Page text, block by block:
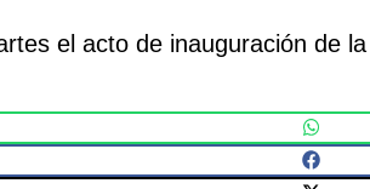
el acto de inauguración de